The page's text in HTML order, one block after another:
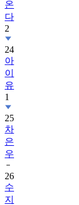
온
다
2
24
아
이
유
1
25
차
은
우
26
수
지